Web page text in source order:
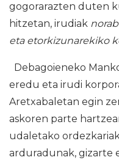
gogorarazten duten
hitzetan, irudiak
eta etorkizunarekiko
Debagoieneko
eredu eta irudi
Aretxabaletan egin
askoren parte
udaletako
arduradunak, gizarte